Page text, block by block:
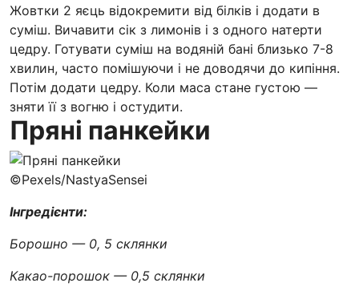
Жовтки 2 яєць відокремити від білків і додати в
суміш. Вичавити сік з лимонів і з одного натерти
цедру. Готувати суміш на водяній бані близько 7-8
хвилин, часто помішуючи і не доводячи до кипіння.
Потім додати цедру. Коли маса стане густою —
зняти її з вогню і остудити.
Пряні панкейки
©Pexels/NastyaSensei
Інгредієнти:
Борошно — 0, 5 склянки
Какао-порошок — 0,5 склянки